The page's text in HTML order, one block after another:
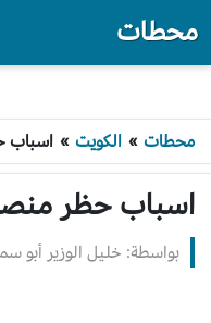
محطات
محطات » الكويت » اسباب
اسباب حظر
بواسطة: خليل الوزير أبو